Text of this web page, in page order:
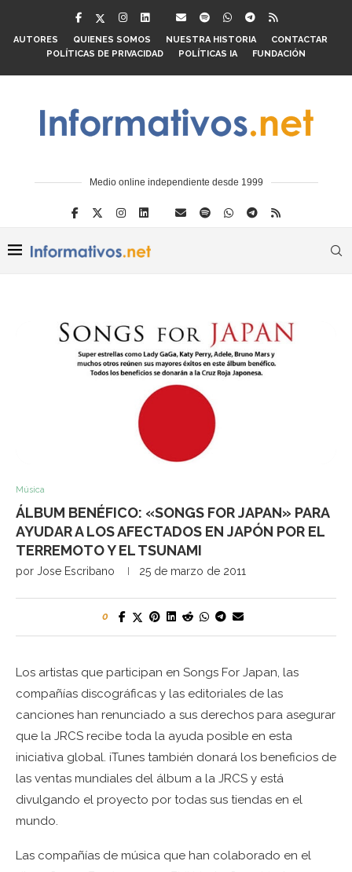
AUTORES QUIENES SOMOS NUESTRA HISTORIA
CONTACTAR
POLÍTICAS DE PRIVACIDAD
POLÍTICAS IA FUNDACIÓN
Medio online independiente desde 1999
Música
ÁLBUM BENÉFICO: «SONGS FOR JAPAN» PARA
AYUDAR A LOS AFECTADOS EN JAPÓN POR EL
TERREMOTO Y EL TSUNAMI
por Jose Escribano 25 de marzo de 2011
0
Los artistas que participan en Songs For Japan, las
compañías discográficas y las editoriales de las
canciones han renunciado a sus derechos para asegurar
que la JRCS recibe toda la ayuda posible en esta
iniciativa global. iTunes también donará los beneficios de
las ventas mundiales del álbum a la JRCS y está
divulgando el proyecto por todas sus tiendas en el
mundo.
Las compañías de música que han colaborado en el